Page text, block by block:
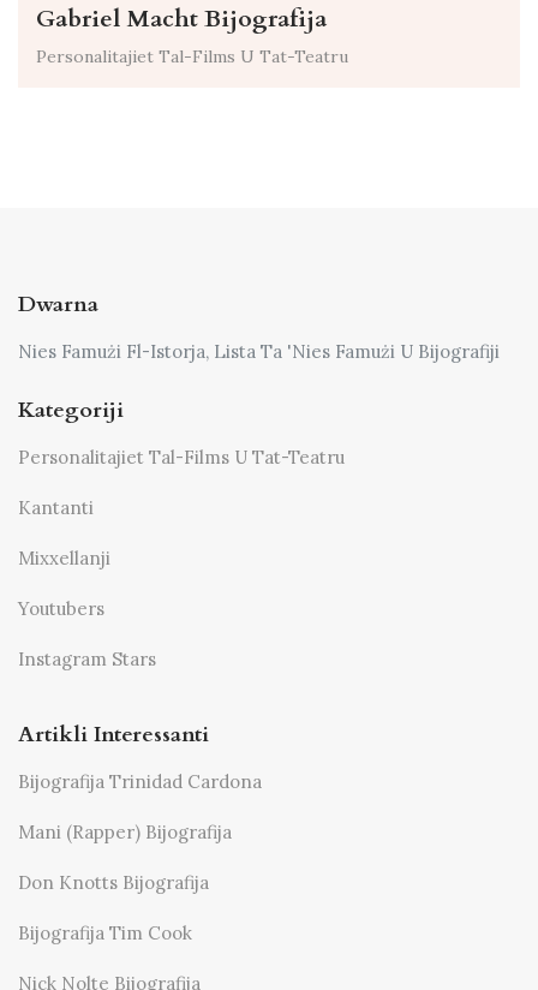
Gabriel Macht Bijografija
Personalitajiet Tal-Films U Tat-Teatru
Dwarna
Nies Famużi Fl-Istorja, Lista Ta 'Nies Famużi U Bijografiji
Kategoriji
Personalitajiet Tal-Films U Tat-Teatru
Kantanti
Mixxellanji
Youtubers
Instagram Stars
Artikli Interessanti
Bijografija Trinidad Cardona
Mani (Rapper) Bijografija
Don Knotts Bijografija
Bijografija Tim Cook
Nick Nolte Bijografija